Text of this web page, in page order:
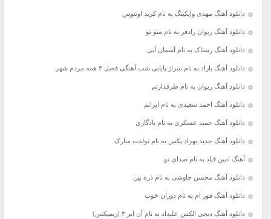
دانلود آهنگ مهدی وایکینگ به نام کرید اونتوس
دانلود آهنگ ریوان رادفر به نام منو تو
دانلود آهنگ رستاک به نام آسمان آبی
دانلود آهنگ باراد به نام تیتراژ پایانی شب آهنگی فصل ۳ همه مردم شهر
دانلود آهنگ ریوان به نام طرفدارتم
دانلود آهنگ احمد سعیدی به نام ایرانم
دانلود آهنگ حمید عسکری به نام یادگاری
دانلود آهنگ جدید بهزاد پکس به نام تولدت مبارک
آهنگ امین قباد به نام صدای تو
دانلود آهنگ محسن چاوشی به نام ذره بین
دانلود آهنگ فور ام به نام دوران خوب
دانلود آهنگ دیجی الکس علیداد به نام آن ایر ۳ (ریمیکس)